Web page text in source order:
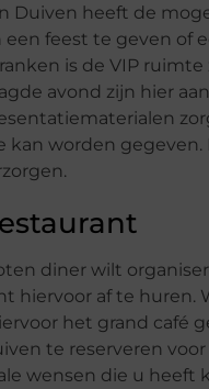
Duiven heeft de
feest te geven of
is de VIP ruimte
avond zijn hier
worden gegeven.
diner wilt
hiervoor af te
het grand café
te reserveren
wensen die u